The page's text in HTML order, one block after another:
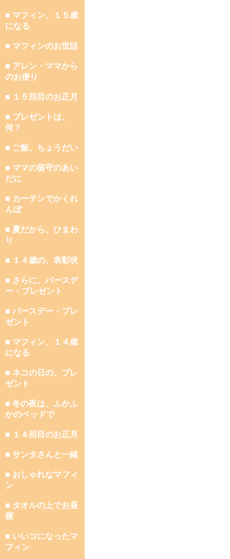
■ マフィン、１５歳
になる
■ マフィンのお世話
■ アレン・ママから
のお便り
■ １５回目のお正月
■ プレゼントは、
何？
■ ご飯、ちょうだい
■ ママの留守のあい
だに
■ カーテンでかくれ
んぼ
■ 夏だから、ひまわ
り
■ １４歳の、表彰状
■ さらに、バースデ
ー・プレゼント
■ バースデー・プレ
ゼント
■ マフィン、１４歳
になる
■ ネコの日の、プレ
ゼント
■ 冬の夜は、ふかふ
かのベッドで
■ １４回目のお正月
■ サンタさんと一緒
■ おしゃれなマフィ
ン
■ タオルの上でお昼
寝
■ いいコになったマ
フィン